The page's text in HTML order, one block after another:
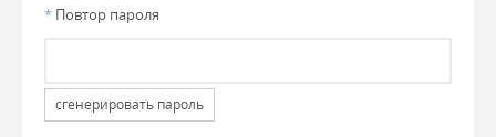
* Повтор пароля
сгенерировать пароль